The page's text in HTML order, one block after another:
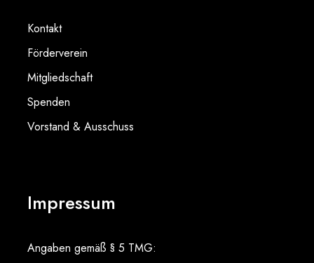
Kontakt
Förderverein
Mitgliedschaft
Spenden
Vorstand & Ausschuss
Impressum
Angaben gemäß § 5 TMG: